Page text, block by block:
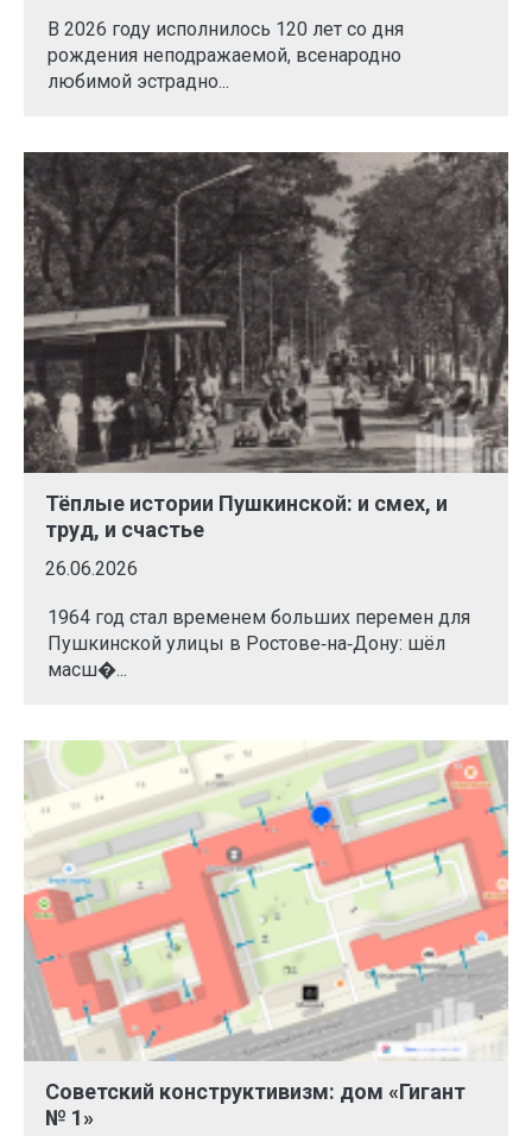
В 2026 году исполнилось 120 лет со дня
рождения неподражаемой, всенародно
любимой эстрадно...
Тёплые истории Пушкинской: и смех, и
труд, и счастье
26.06.2026
1964 год стал временем больших перемен для
Пушкинской улицы в Ростове‑на‑Дону: шёл
масш�...
Советский конструктивизм: дом «Гигант
№ 1»